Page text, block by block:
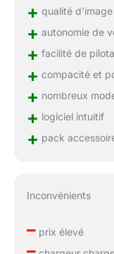
+ qualité
+ autonomie de
+ facilité de
+ compacité et
+ nombreux
+ logiciel intuitif
+ pack
Inconvénients
–prix élevé